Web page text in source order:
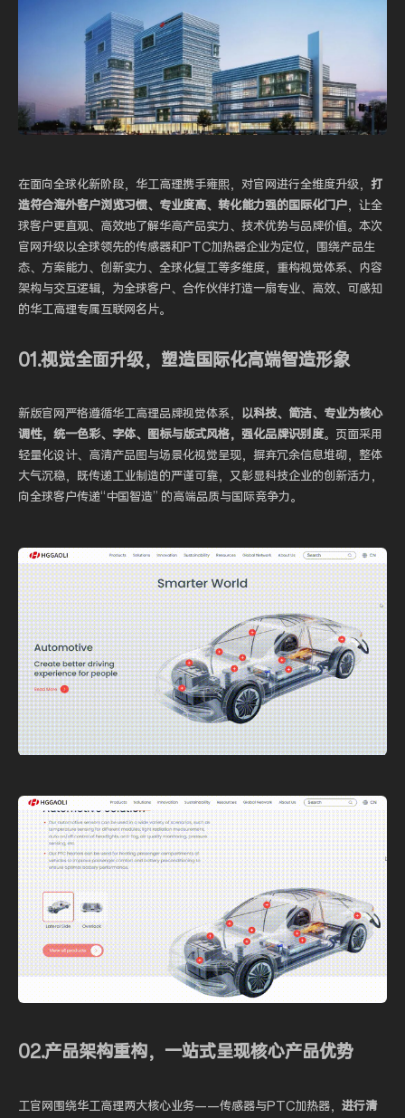
在面向全球化新阶段，华工高理携手雍熙，对官网进行全维度升级， 打
造符合海外客户浏览习惯、专业度高、转化能力强的国际化门户，让全
球客户更直观、高效地了解华高产品实力、技术优势与品牌价值。本次
官网升级以全球领先的传感器和PTC加热器企业为定位，围绕产品生
态、方案能力、创新实力、全球化复工等多维度，重构视觉体系、内容
架构与交互逻辑，为全球客户、合作伙伴打造一扇专业、高效、可感知
的华工高理专属互联网名片。
01.视觉全面升级，塑造国际化高端智造形象
新版官网严格遵循华工高理品牌视觉体系， 以科技、简洁、专业为核心
调性，统一色彩、字体、图标与版式风格，强化品牌识别度。页面采用
轻量化设计、高清产品图与场景化视觉呈现，摒弃冗余信息堆砌，整体
大气沉稳，既传递工业制造的严谨可靠，又彰显科技企业的创新活力，
向全球客户传递“中国智造” 的高端品质与国际竞争力。
02.产品架构重构，一站式呈现核心产品优势
工官网围绕华工高理两大核心业务——传感器与PTC加热器， 进行清